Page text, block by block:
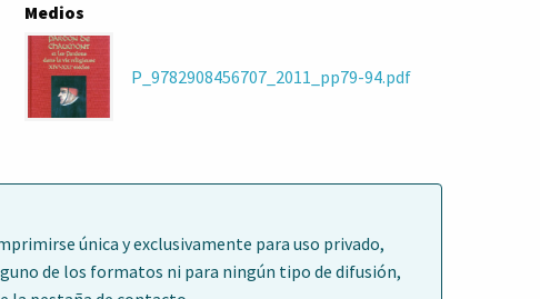
Medios
P_9782908456707_2011_pp79-94.pdf
única y exclusivamente para uso privado,
de los formatos ni para ningún tipo de difusión,